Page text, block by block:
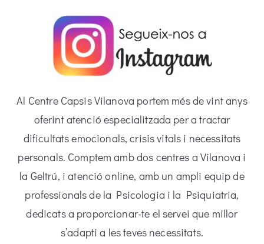
Al Centre Capsis Vilanova portem més de vint anys
oferint atenció especialitzada per a tractar
dificultats emocionals, crisis vitals i necessitats
personals. Comptem amb dos centres a Vilanova i
la Geltrú, i atenció online, amb un ampli equip de
professionals de la Psicologia i la Psiquiatria,
dedicats a proporcionar-te el servei que millor
s’adapti a les teves necessitats.